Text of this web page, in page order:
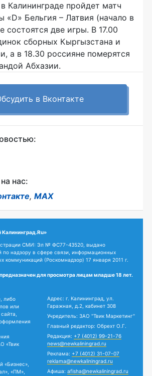
Калининграде пройдет матч
«D» Бельгия – Латвия (начало в
состоятся две игры. В 17.00
сборных Кыргызстана и
а в 18.30 россияне померятся
Абхазии.
в Вконтакте
нас:
, MAX
СМИ: Эл № ФС77-43520, выдано
по надзору в сфере связи, информационных
коммуникаций (Роскомнадзор) 17 января 2011 г.
для просмотра лицам младше 18 лет.
либо
или
«Твик
«Бизнес»,
«ПМ»,
Адрес: г. Калининград, ул.
Гаражная, д.2, кабинет 308
Учредитель: ЗАО "Твик Маркетинг"
Главный редактор: Обрехт О.Г.
Редакция: +7 (4012) 99-21-76
news@newkaliningrad.ru
Реклама: +7 (4012) 31-07-07
reklama@newkaliningrad.ru
Афиша: afisha@newkaliningrad.ru